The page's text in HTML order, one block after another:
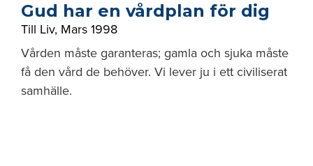
Gud har en vårdplan för dig
Till Liv, Mars 1998
Vården måste garanteras; gamla och sjuka måste
få den vård de behöver. Vi lever ju i ett civiliserat
samhälle.